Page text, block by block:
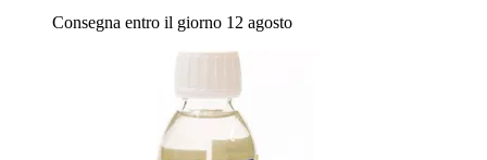
Consegna entro il giorno 12 agosto